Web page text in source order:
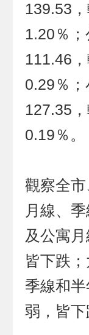
139.53
1.20％
111.46
0.29％
127.35
0.19％。
觀察全
月線、
及公寓
皆下跌；
季線和
弱，皆下